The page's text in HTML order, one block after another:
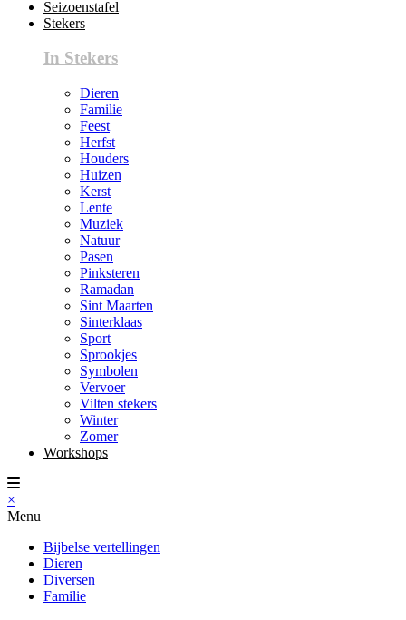
Seizoenstafel
Stekers
In Stekers
Dieren
Familie
Feest
Herfst
Houders
Huizen
Kerst
Lente
Muziek
Natuur
Pasen
Pinksteren
Ramadan
Sint Maarten
Sinterklaas
Sport
Sprookjes
Symbolen
Vervoer
Vilten stekers
Winter
Zomer
Workshops
×
Menu
Bijbelse vertellingen
Dieren
Diversen
Familie